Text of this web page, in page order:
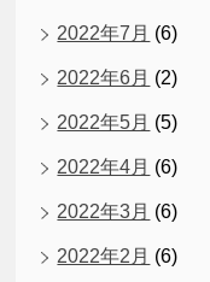
2022年7月 (6)
2022年6月 (2)
2022年5月 (5)
2022年4月 (6)
2022年3月 (6)
2022年2月 (6)